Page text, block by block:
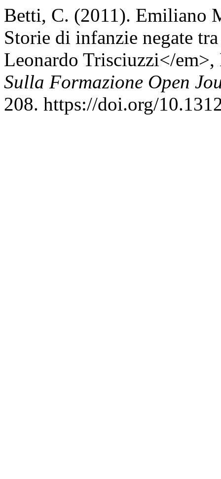
Betti, C. (2011). Emiliano
Storie di infanzie negate
Leonardo Trisciuzzi</
Sulla Formazione Open
208. https://doi.org/